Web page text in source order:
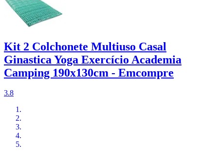
Kit 2 Colchonete Multiuso Casal
Ginastica Yoga Exercício Academia
Camping 190x130cm - Emcompre
3.8